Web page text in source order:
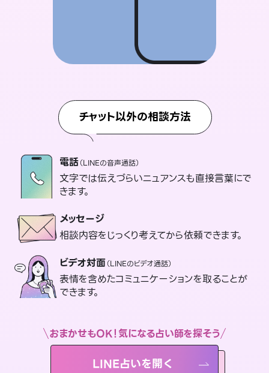
チャット以外の相談方法
電話（LINEの音声通話）
文字では伝えづらいニュアンスも直接言葉にで
きます。
メッセージ
相談内容をじっくり考えてから依頼できます。
ビデオ対面（LINEのビデオ通話）
表情を含めたコミュニケーションを取ることが
できます。
おまかせもOK！気になる占い師を探そう
LINE占いを開く